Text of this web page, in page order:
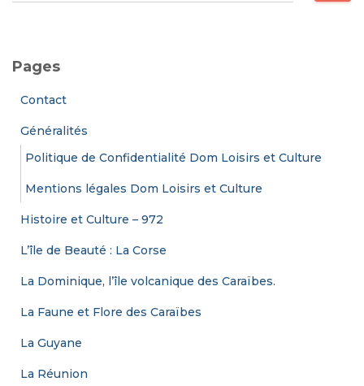
rPages
Contact
Généralités
Politique de Confidentialité Dom Loisirs et Culture
Mentions légales Dom Loisirs et Culture
Histoire et Culture – 972
L’île de Beauté : La Corse
La Dominique, l’île volcanique des Caraïbes.
La Faune et Flore des Caraïbes
La Guyane
La Réunion